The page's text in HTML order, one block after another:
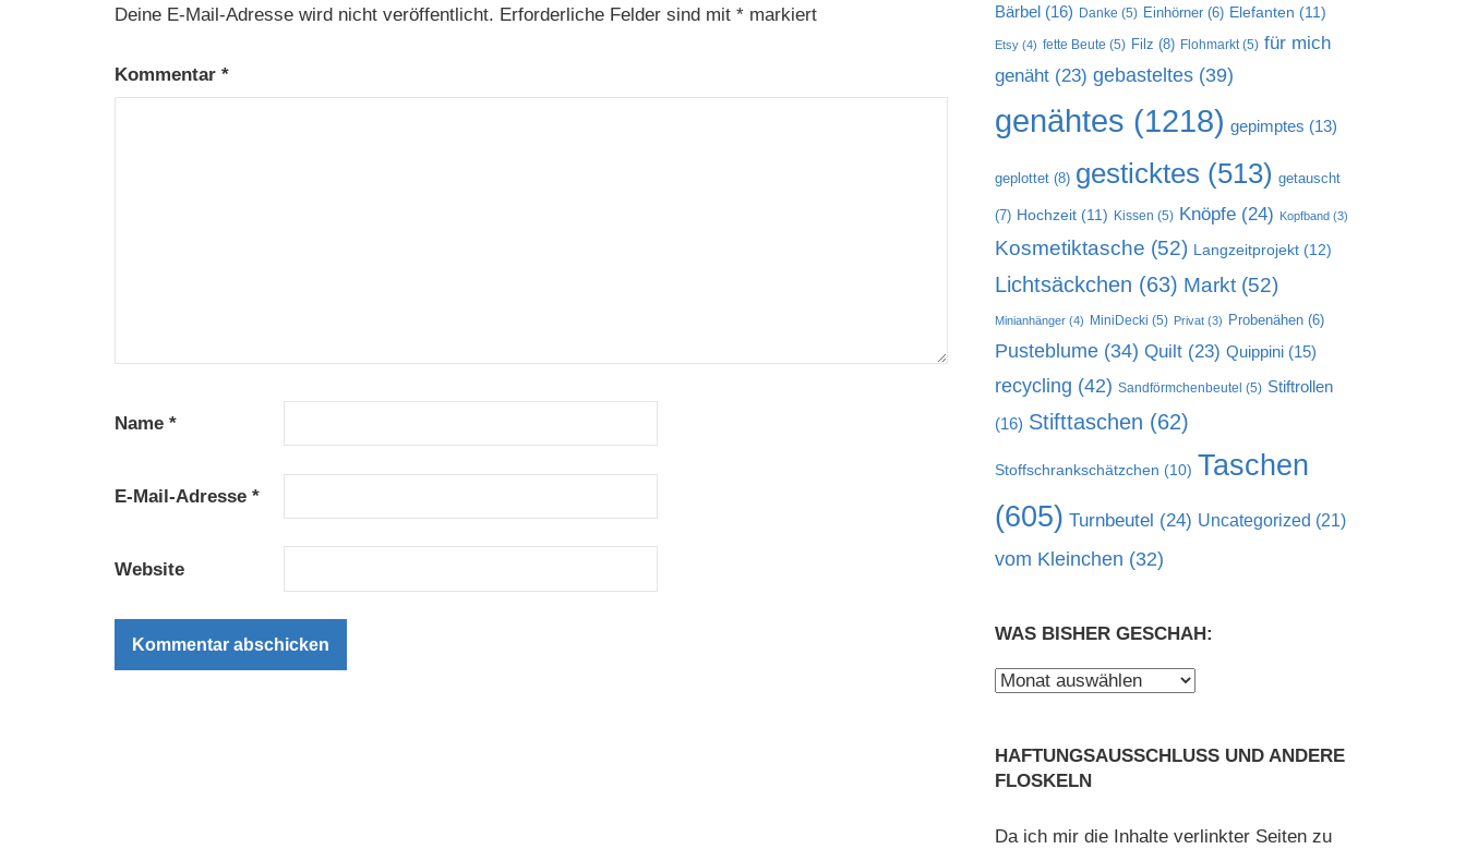
Deine E-Mail-Adresse wird nicht veröffentlicht. Erforderliche Felder sind mit *markiert
Kommentar *
Name *
E-Mail-Adresse *
Website
Bärbel(16) Danke (5) Einhörner(6) Elefanten (11)
Etsy(4) fette Beute (5) Filz (8) Flohmarkt(5) für mich
genäht(23) gebasteltes(39)
genähtes (1218) gepimptes (13)
geplottet(8) gesticktes (513) getauscht
(7) Hochzeit(11) Kissen (5) Knöpfe(24) Kopfband(3)
Kosmetiktasche (52) Langzeitprojekt(12)
Lichtsäckchen (63) Markt(52)
Minianhänger(4) MiniDecki (5) Privat(3) Probenähen(6)
Pusteblume(34) Quilt(23) Quippini(15)
recycling (42) Sandförmchenbeutel (5) Stiftrollen
(16) Stifttaschen (62)
Stoffschrankschätzchen (10) Taschen
(605) Turnbeutel (24) Uncategorized (21)
vom Kleinchen (32)
WAS BISHER GESCHAH:
Was
HAFTUNGSAUSSCHLUSS UND ANDERE
FLOSKELN
Da ich mir die Inhalte verlinkter Seiten zu